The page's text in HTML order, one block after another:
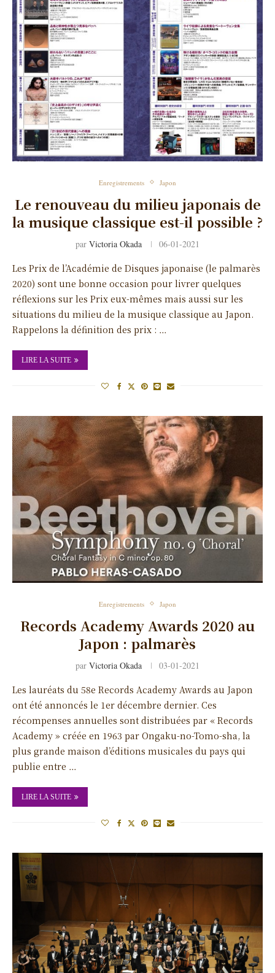
Enregistrements Japon
Le renouveau du milieu japonais de
la musique classique est-il possible ?
par Victoria Okada 06-01-2021
Les Prix de l’Académie de Disques japonaise (le palmarès
2020) sont une bonne occasion pour livrer quelques
réflexions sur les Prix eux-mêmes mais aussi sur les
situations du milieu de la musique classique au Japon.
Rappelons la définition des prix : …
LIRE LA SUITE
Enregistrements Japon
Records Academy Awards 2020 au
Japon : palmarès
par Victoria Okada 03-01-2021
Les lauréats du 58e Records Academy Awards au Japon
ont été annoncés le 1er décembre dernier. Ces
récompenses annuelles sont distribuées par « Records
Academy » créée en 1963 par Ongaku-no-Tomo-sha, la
plus grande maison d’éditions musicales du pays qui
publie entre …
LIRE LA SUITE